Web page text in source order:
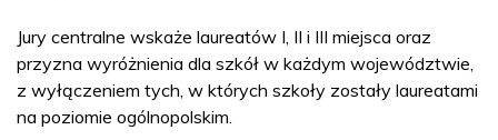
Jury centralne wskaże laureatów I, II i III miejsca oraz
przyzna wyróżnienia dla szkół w każdym województwie,
z wyłączeniem tych, w których szkoły zostały laureatami
na poziomie ogólnopolskim.